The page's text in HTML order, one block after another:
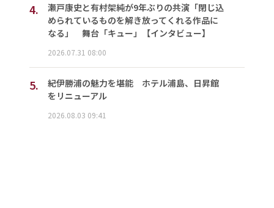
4.
瀬戸康史と有村架純が9年ぶりの共演「閉じ込
められているものを解き放ってくれる作品に
なる」 舞台「キュー」【インタビュー】
2026.07.31 08:00
5.
紀伊勝浦の魅力を堪能 ホテル浦島、日昇館
をリニューアル
2026.08.03 09:41